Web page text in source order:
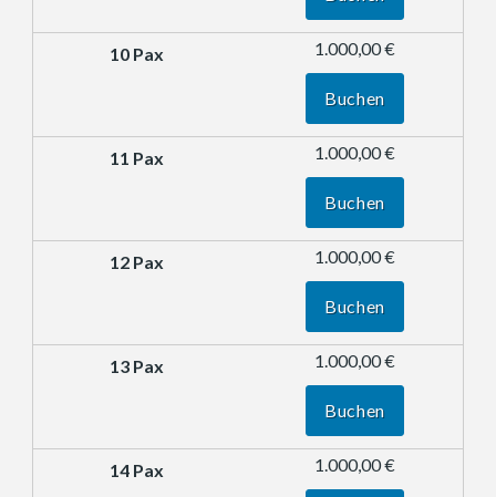
1.000,00 €
Buchen
1.000,00 €
Buchen
1.000,00 €
Buchen
1.000,00 €
Buchen
1.000,00 €